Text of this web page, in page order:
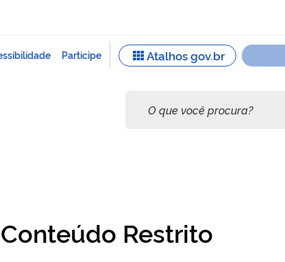
Conteúdo Restrito